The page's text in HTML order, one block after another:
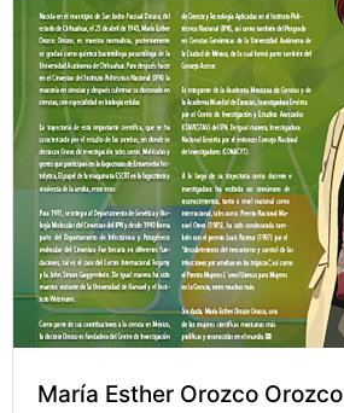
María Esther Orozco Orozco